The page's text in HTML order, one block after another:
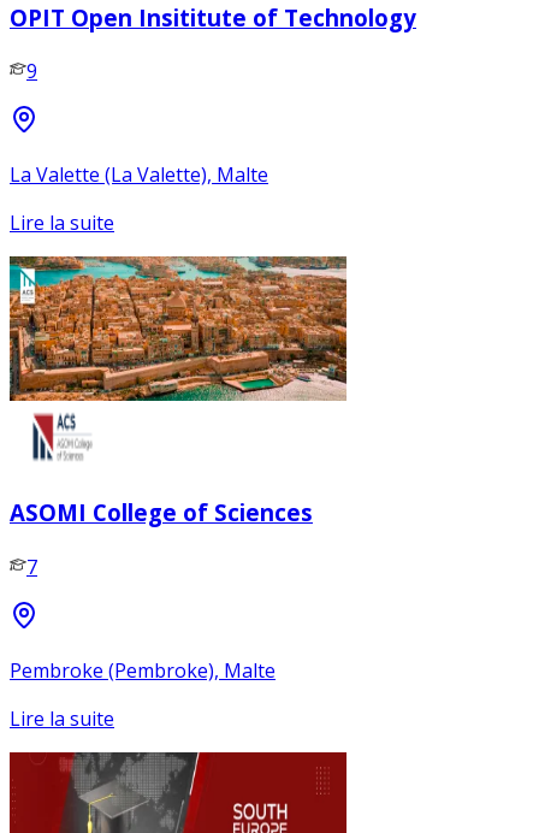
OPIT Open Insititute of Technology
9
La Valette (La Valette), Malte
Lire la suite
ASOMI College of Sciences
7
Pembroke (Pembroke), Malte
Lire la suite